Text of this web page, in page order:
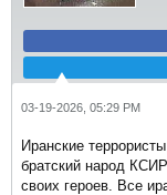
03-19-2026, 05:29 PM
Иранские
братский народ
своих героев. Все